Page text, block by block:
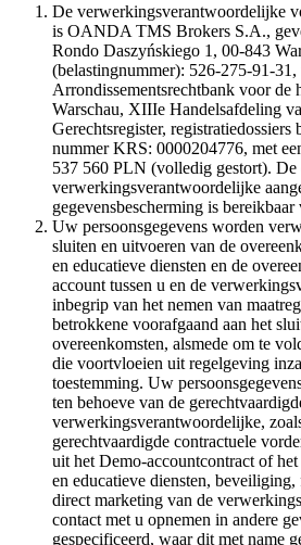
De verwerkingsverantwoordelijke
is OANDA TMS Brokers S.A.,
Rondo Daszyńskiego 1, 00-843
(belastingnummer): 526-275-91-
Arrondissementsrechtbank voor de
Warschau, XIIIe Handelsafdeling
Gerechtsregister, registratiedossiers
nummer KRS: 0000204776, met
537 560 PLN (volledig gestort). De
verwerkingsverantwoordelijke
gegevensbescherming is bereikbaar
Uw persoonsgegevens worden
sluiten en uitvoeren van de
en educatieve diensten en de
account tussen u en de
inbegrip van het nemen van
betrokkene voorafgaand aan het
overeenkomsten, alsmede om te
die voortvloeien uit regelgeving
toestemming. Uw
ten behoeve van de
verwerkingsverantwoordelijke,
gerechtvaardigde contractuele
uit het Demo-accountcontract of
en educatieve diensten,
direct marketing van de
contact met u opnemen in andere
gespecificeerd, waar dit met name